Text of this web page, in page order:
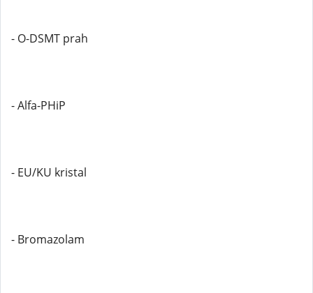
- O-DSMT prah
- Alfa-PHiP
- EU/KU kristal
- Bromazolam